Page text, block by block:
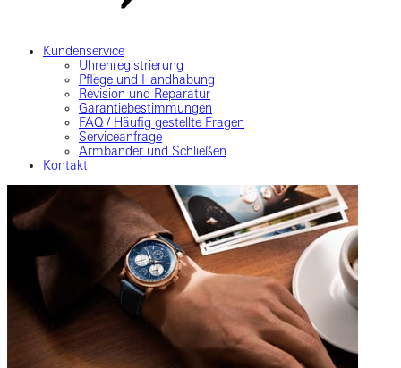
Kundenservice
Uhrenregistrierung
Pflege und Handhabung
Revision und Reparatur
Garantiebestimmungen
FAQ / Häufig gestellte Fragen
Serviceanfrage
Armbänder und Schließen
Kontakt